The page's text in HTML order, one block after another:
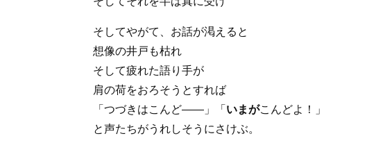
そしてやがて、お話が渇えると
想像の井戸も枯れ
そして疲れた語り手が
肩の荷をおろそうとすれば
「つづきはこんど――」「 いまがこんどよ！」
と声たちがうれしそうにさけぶ。